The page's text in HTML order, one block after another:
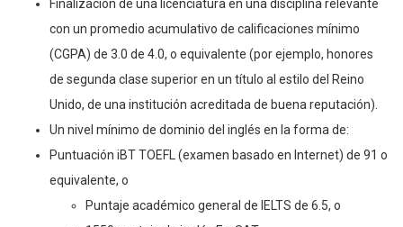
Finalización de una licenciatura en una disciplina relevante
con un promedio acumulativo de calificaciones mínimo
(CGPA) de 3.0 de 4.0, o equivalente (por ejemplo, honores
de segunda clase superior en un título al estilo del Reino
Unido, de una institución acreditada de buena reputación).
Un nivel mínimo de dominio del inglés en la forma de:
Puntuación iBT TOEFL (examen basado en Internet) de 91 o
equivalente, o
Puntaje académico general de IELTS de 6.5, o